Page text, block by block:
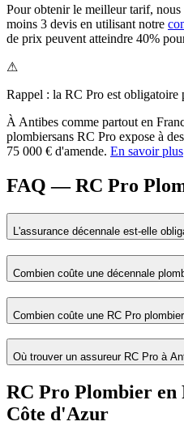
Pour obtenir le meilleur tarif, nous
moins 3 devis en utilisant notre
de prix peuvent atteindre 40%
⚠
Rappel : la RC Pro est obligatoire
À Antibes comme partout en
plombiersans RC Pro expose à
75 000 € d'amende. En savoir plus
FAQ — RC Pro
L'assurance décennale est-elle
Combien coûte une décennale
Combien coûte une RC Pro
Où trouver un assureur RC Pro à
RC Pro Plombier en
Côte d'Azur